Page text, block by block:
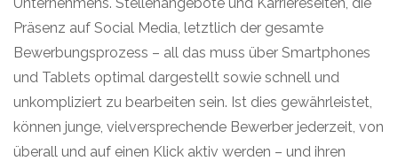
Präsenz auf Social Media, letztlich der gesamte
Bewerbungsprozess – all das muss über Smartphones
und Tablets optimal dargestellt sowie schnell und
unkompliziert zu bearbeiten sein. Ist dies gewährleistet,
können junge, vielversprechende Bewerber jederzeit, von
überall und auf einen Klick aktiv werden – und ihren